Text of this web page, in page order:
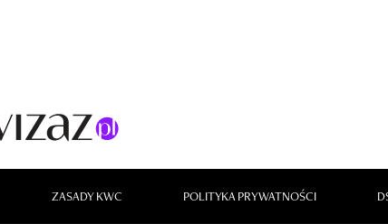
ZASADY KWC POLITYKA PRYWATNOŚCI